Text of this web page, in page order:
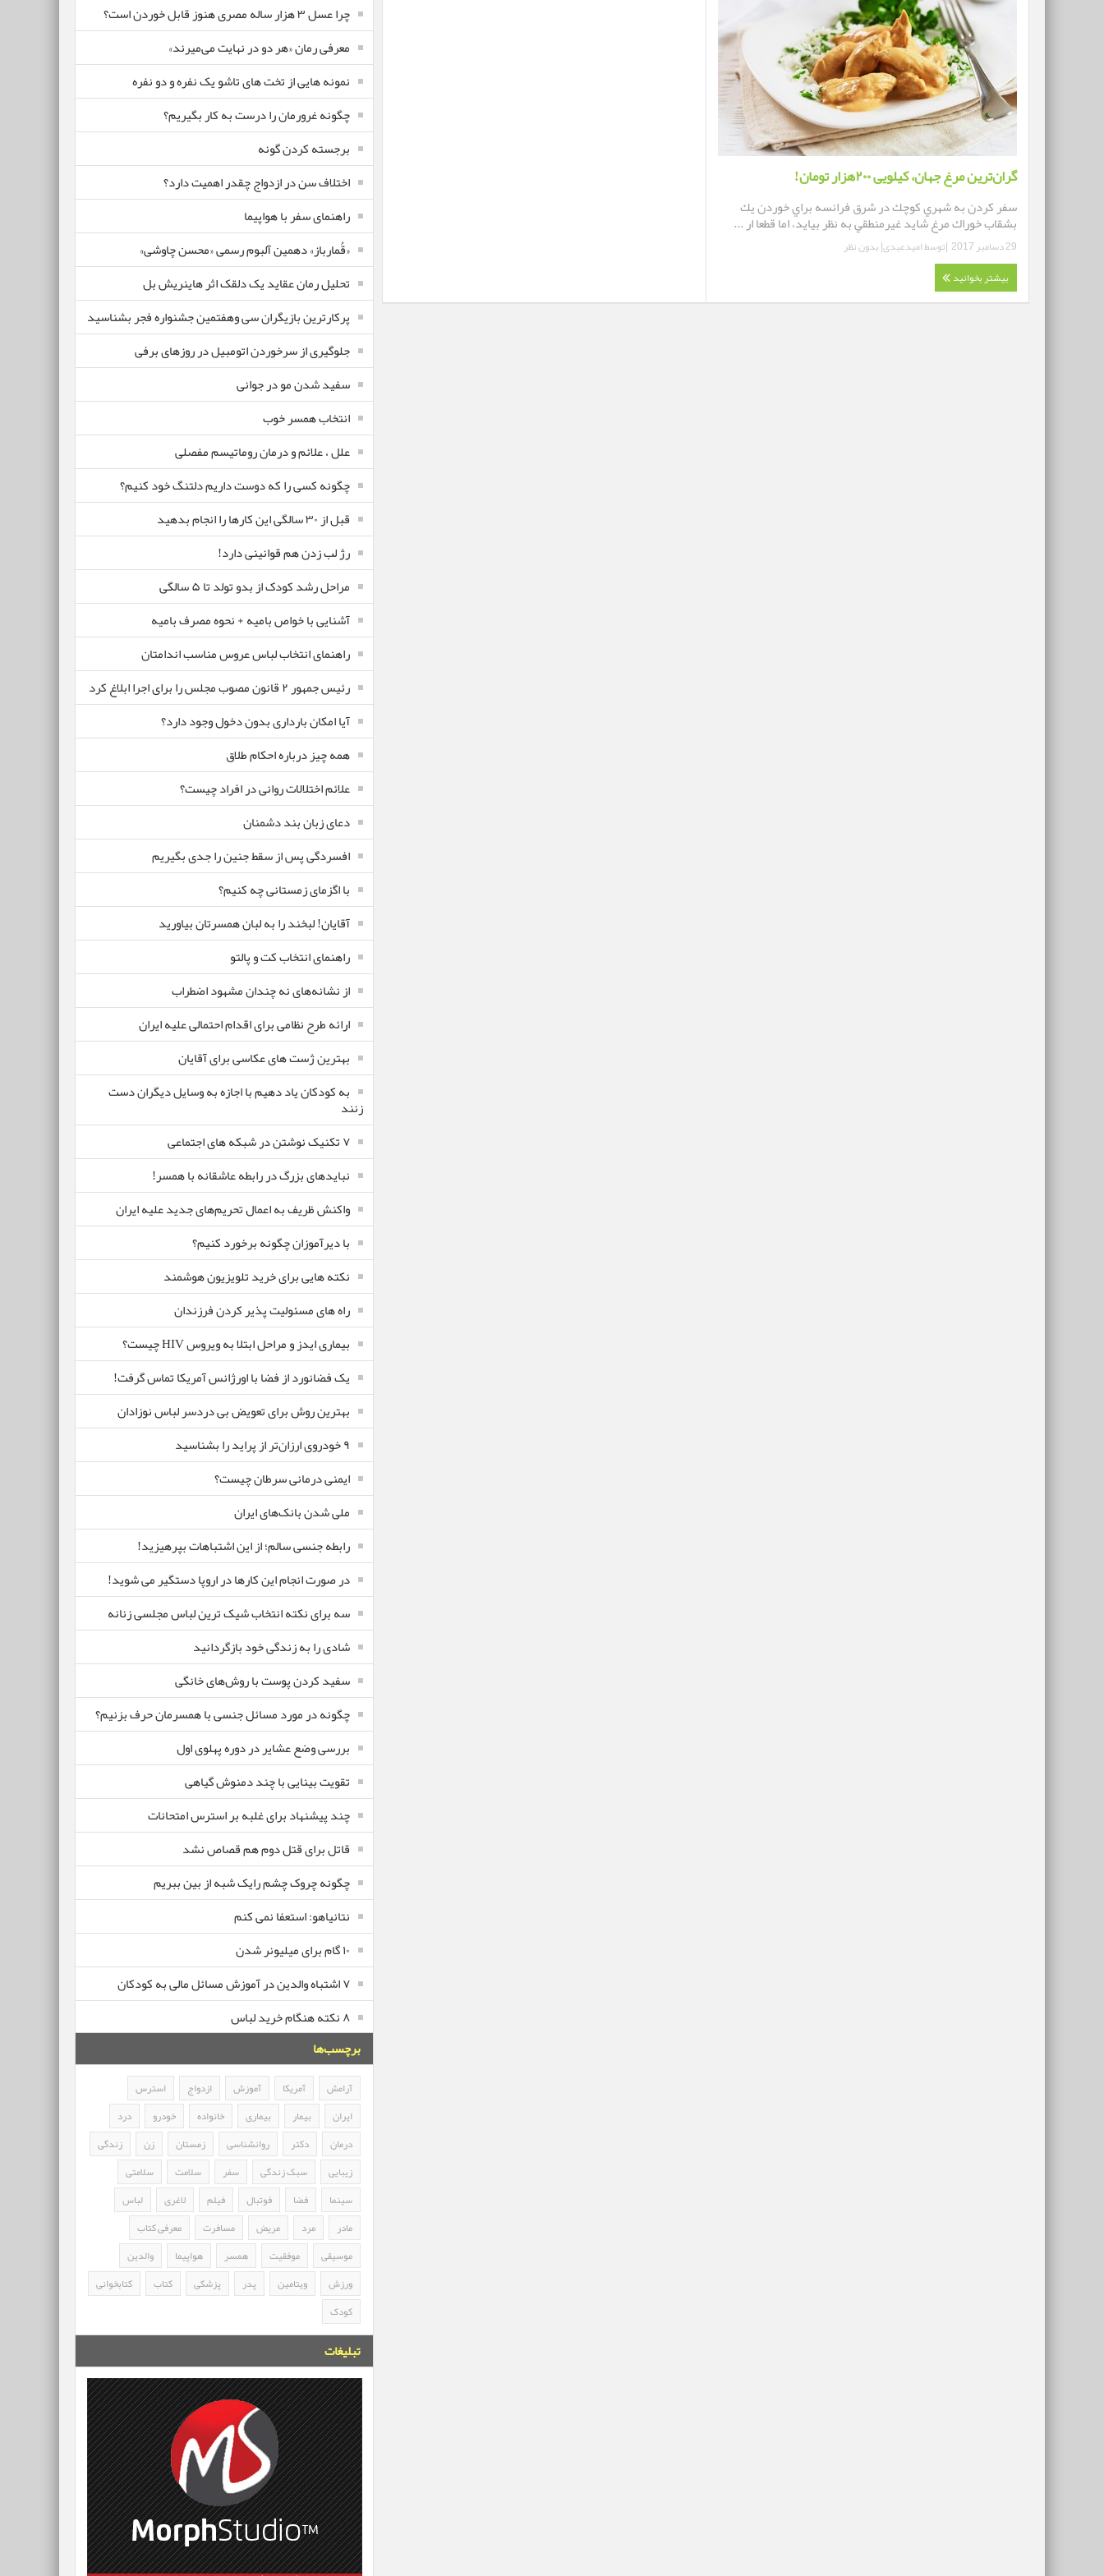
گران‌ترین‌ مرغ جهان، کیلویی ۲۰۰هزار تومان!
سفر كردن به شهري كوچك در شرق فرانسه براي خوردن يك
بشقاب خوراك مرغ شاید غيرمنطقي به نظر بيايد، اما قطعا ار ...
29 دسامبر 2017 |توسطامیدعبدی|بدون نظر
بیشتر بخوانید
چرا عسل ۳ هزار ساله‌ مصری هنوز قابل خوردن است؟
معرفی رمان «هر دو در نهایت می‌میرند»
نمونه هایی از تخت های تاشو یک نفره و دو نفره
چگونه غرورمان را درست به کار بگیریم؟
برجسته کردن گونه
اختلاف سن در ازدواج چقدر اهمیت دارد؟
راهنمای سفر با هواپیما
«قُمارباز» دهمین آلبوم رسمی «محسن چاوشی»
تحلیل رمان عقاید یک دلقک اثر هاینریش بل
پرکارترین بازیگران سی وهفتمین جشنواره فجر بشناسید
جلوگیری از سرخوردن اتومبیل در روزهای برفی
سفید شدن مو در جوانی
انتخاب همسر خوب
علل ، علائم و درمان روماتیسم مفصلی
چگونه کسی را که دوست داریم دلتنگ خود کنیم؟
قبل از ۳۰ سالگی این کارها را انجام بدهید
رژ لب زدن هم قوانینی دارد!
مراحل رشد کودک از بدو تولد تا ۵ سالگی
آشنایی با خواص بامیه + نحوه مصرف بامیه
راهنمای انتخاب لباس عروس مناسب اندامتان
رئیس جمهور ۲ قانون مصوب مجلس را برای اجرا ابلاغ کرد
آیا امکان بارداری بدون دخول وجود دارد؟
همه چیز درباره احکام طلاق
علائم اختلالات روانی در افراد چیست؟
دعای زبان بند دشمنان
افسردگی پس از سقط جنین را جدی بگیریم
با اگزمای زمستانی چه کنیم؟
آقایان! لبخند را به لبان همسرتان بیاورید
راهنمای انتخاب کت و پالتو
از نشانه‌های نه چندان مشهود اضطراب
ارائه طرح نظامی برای اقدام احتمالی علیه ایران
بهترین ژست های عکاسی برای آقایان
به کودکان یاد دهیم با اجازه به وسایل دیگران دست
زنند
۷ تکنیک نوشتن در شبکه های اجتماعی
نبایدهای بزرگ در رابطه عاشقانه با همسر!
واکنش ظریف به اعمال تحریم‌های جدید علیه ایران
با دیرآموزان چگونه برخورد کنیم؟
نکته هایی برای خرید تلویزیون هوشمند
راه های مسئولیت پذیر کردن فرزندان
بیماری ایدز و مراحل ابتلا به ویروس HIV چیست؟
یک فضانورد از فضا با اورژانس آمریکا تماس گرفت!
بهترین روش برای تعویض بی دردسر لباس نوزادان
٩ خودروی ارزان‌تر از پراید را بشناسید
ایمنی درمانی سرطان چیست؟
ملی شدن بانک‌های ایران
رابطه جنسی سالم؛ از این اشتباهات بپرهیزید!
در صورت انجام این کارها در اروپا دستگیر می شوید!
سه برای نکته انتخاب شیک ترین لباس مجلسی زنانه
شادی را به زندگی خود بازگردانید
سفید کردن پوست با روش‌های خانگی
چگونه در مورد مسائل جنسی با همسرمان حرف بزنیم؟
بررسی وضع عشایر در دوره پهلوی اول
تقویت بینایی با چند دمنوش گیاهی
چند پیشنهاد برای غلبه بر استرس امتحانات
قاتل برای قتل دوم هم قصاص نشد
چگونه چروک چشم رایک شبه از بین ببریم
نتانیاهو: استعفا نمی کنم
۱۰ گام برای میلیونر شدن
۷ اشتباه والدین در آموزش مسائل مالی به کودکان
۸ نکته هنگام خرید لباس
برچسب‌ها
آرامش آمریکا آموزش ازدواج
استرس
ایران
بیمار بیماری خانواده خودرو
درد
درمان
دکتر روانشناسی زمستان زن
زندگی
زیبایی
سبک زندگی سفر سلامت
سلامتی
سینما
فضا فوتبال فیلم لاغری
لباس
مادر
مرد مریض مسافرت
معرفی کتاب
موسیقی
موفقیت همسر هواپیما
والدین
ورزش
ویتامین پدر پزشکی کتاب
کتابخوانی
کودک
تبلیغات